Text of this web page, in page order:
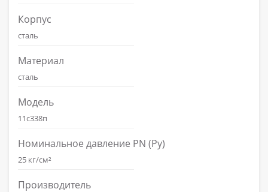
Корпус
сталь
Материал
сталь
Модель
11с338п
Номинальное давление PN (Ру)
25 кг/см²
Производитель